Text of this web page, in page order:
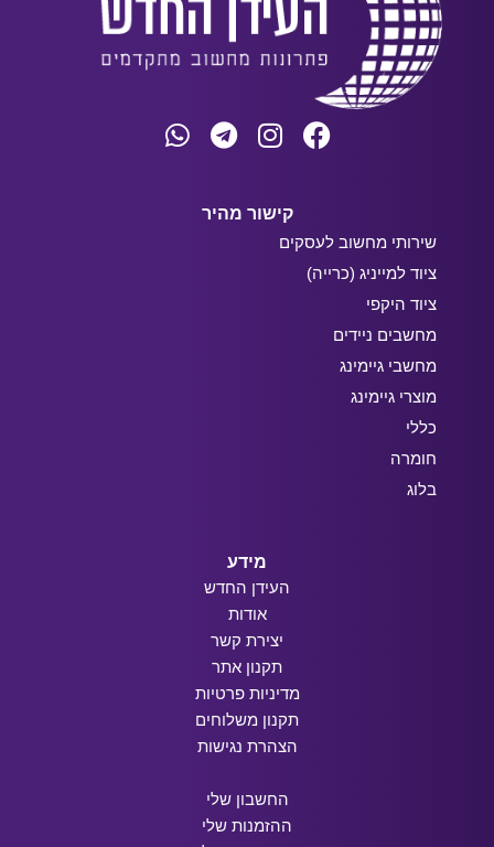
קישור מהיר
שירותי מחשוב לעסקים
ציוד למייניג (כרייה)
ציוד היקפי
מחשבים ניידים
מחשבי גיימינג
מוצרי גיימינג
כללי
חומרה
בלוג
מידע
העידן החדש
אודות
יצירת קשר
תקנון אתר
מדיניות פרטיות
תקנון משלוחים
הצהרת נגישות
החשבון שלי
ההזמנות שלי